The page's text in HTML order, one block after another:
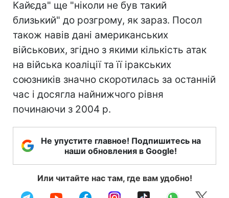
Кайєда" ще "ніколи не був такий
близький" до розгрому, як зараз. Посол
також навів дані американських
військових, згідно з якими кількість атак
на війська коаліції та її іракських
союзників значно скоротилась за останній
час і досягла найнижчого рівня
починаючи з 2004 р.
Не упустите главное! Подпишитесь на
наши обновления в Google!
Или читайте нас там, где вам удобно!